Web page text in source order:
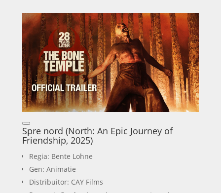
Spre nord (North: An Epic Journey of
Friendship, 2025)
Regia: Bente Lohne
Gen: Animatie
Distribuitor: CAY Films